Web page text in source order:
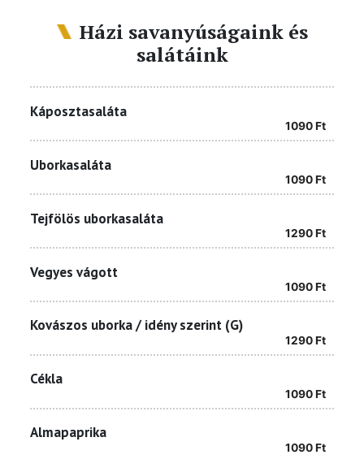
Házi savanyúságaink és
salátáink
Káposztasaláta
1090Ft
Uborkasaláta
1090Ft
Tejfölös uborkasaláta
1290Ft
Vegyes vágott
1090Ft
Kovászos uborka / idény szerint (G)
1290Ft
Cékla
1090Ft
Almapaprika
1090Ft